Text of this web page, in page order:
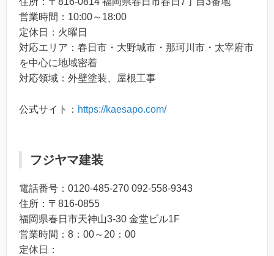
営業時間：10:00～18:00
定休日：火曜日
対応エリア：春日市・大野城市・那珂川市・太宰府市
を中心に地域密着
対応領域：外壁塗装、屋根工事
公式サイト： https://kaesapo.com/
フジヤマ建装
電話番号：0120-485-270 092-558-9343
住所：〒816-0855
福岡県春日市天神山3-30 金堂ビル1F
営業時間：8：00～20：00
定休日：